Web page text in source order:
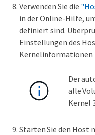
Verwenden Sie die
in der Online-Hilfe,
definiert sind.
Einstellungen des
Kernelinformationen
Der
alle
Kernel
Starten Sie den Host